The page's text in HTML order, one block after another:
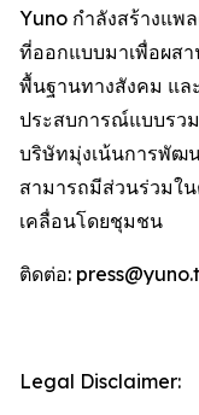
Yuno กำลังสร้างแ
ที่ออกแบบมาเพื่อผส
พื้นฐานทางสังคม แล
ประสบการณ์แบบรว
บริษัทมุ่งเน้นการพัฒ
สามารถมีส่วนร่วมใ
เคลื่อนโดยชุมชน
ติดต่อ:
Legal Disclaimer: